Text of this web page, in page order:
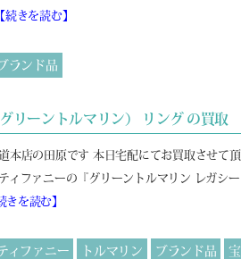
【続きを読む】
ランド品
リーントルマリン） リング の買取
本店の田原です 本日宅配にてお買取させて
ィファニーの『グリーントルマリン レガシ
きを読む】
ィファニー トルマリン ブランド品